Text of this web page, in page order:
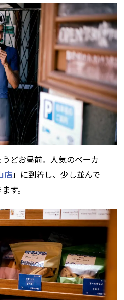
どお昼前。人気のベーカ
店」に到着し、少し並んで
す。